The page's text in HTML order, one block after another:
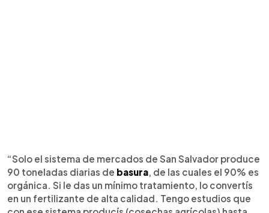
“Solo el sistema de mercados de San Salvador produce
90 toneladas diarias de basura, de las cuales el 90% es
orgánica. Si le das un mínimo tratamiento, lo convertís
en un fertilizante de alta calidad. Tengo estudios que